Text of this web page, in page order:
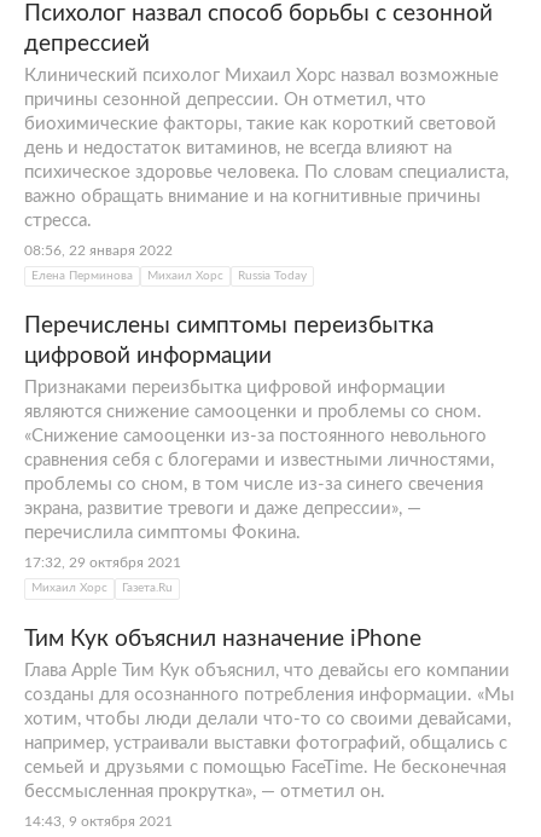
Психолог назвал способ борьбы с сезонной
депрессией
Клинический психолог Михаил Хорс назвал возможные
причины сезонной депрессии. Он отметил, что
биохимические факторы, такие как короткий световой
день и недостаток витаминов, не всегда влияют на
психическое здоровье человека. По словам специалиста,
важно обращать внимание и на когнитивные причины
стресса.
08:56, 22 января 2022
Елена Перминова Михаил Хорс Russia Today
Перечислены симптомы переизбытка
цифровой информации
Признаками переизбытка цифровой информации
являются снижение самооценки и проблемы со сном.
«Снижение самооценки из-за постоянного невольного
сравнения себя с блогерами и известными личностями,
проблемы со сном, в том числе из-за синего свечения
экрана, развитие тревоги и даже депрессии», —
перечислила симптомы Фокина.
17:32, 29 октября 2021
Михаил Хорс Газета.Ru
Тим Кук объяснил назначение iPhone
Глава Apple Тим Кук объяснил, что девайсы его компании
созданы для осознанного потребления информации. «Мы
хотим, чтобы люди делали что-то со своими девайсами,
например, устраивали выставки фотографий, общались с
семьей и друзьями с помощью FaceTime. Не бесконечная
бессмысленная прокрутка», — отметил он.
14:43, 9 октября 2021